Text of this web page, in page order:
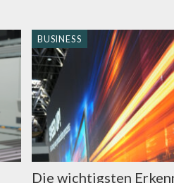
BUSINESS
Die wichtigsten